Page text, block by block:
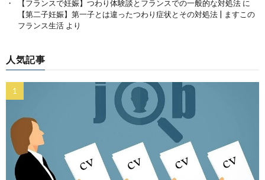
【フランスで妊娠】つわり体験談とフランスでの一般的な対処法 に
【第二子妊娠】第一子とは違ったつわり症状とその対処法 | ますこの
フランス生活 より
人気記事